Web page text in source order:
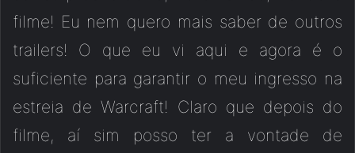
filme! Eu nem quero mais saber de outros
trailers! O que eu vi aqui e agora é o
suficiente para garantir o meu ingresso na
estreia de Warcraft! Claro que depois do
filme, aí sim posso ter a vontade de